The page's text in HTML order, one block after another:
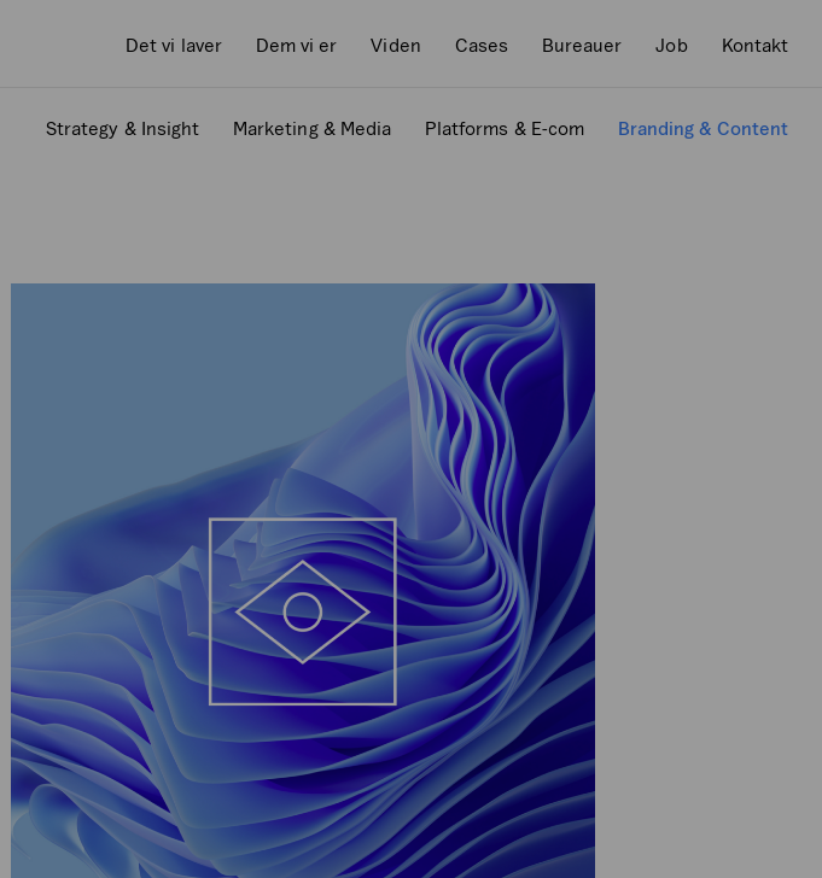
Det vi laver Dem vi er Viden Cases Bureauer Job Kontakt
Strategy & Insight Marketing & Media Platforms & E-com Branding & Content